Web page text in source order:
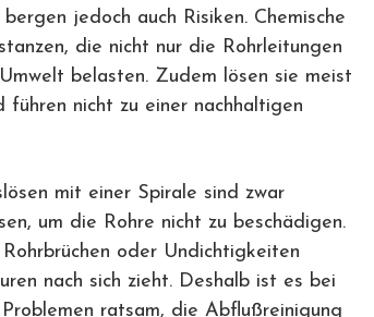
jedoch auch Risiken. Chemische
die nicht nur die Rohrleitungen
belasten. Zudem lösen sie meist
führen nicht zu einer nachhaltigen
mit einer Spirale sind zwar
um die Rohre nicht zu beschädigen.
oder Undichtigkeiten
nach sich zieht. Deshalb ist es bei
ratsam, die Abflußreinigung